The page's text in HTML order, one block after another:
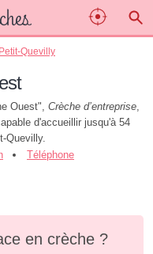
Quevilly
Ouest", Crèche d’entreprise,
d'accueillir jusqu'à 54
Quevilly.
Téléphone
en crèche ?